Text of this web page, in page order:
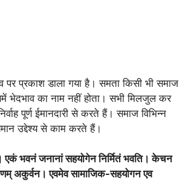
पर प्रकाश डाला गया है। समता किसी भी समाज
भेदभाव का नाम नहीं होता। सभी मिलजुल कर
पूर्ण ईमानदारी से करते हैं। समाज विभिन्न
उद्देश्य से काम करते हैं।
एकं भवनं जनानां सहयोगेन निर्मितं भवति। केचन
अकुर्वन। एवमेव सामाजिक-सहयोगन एव